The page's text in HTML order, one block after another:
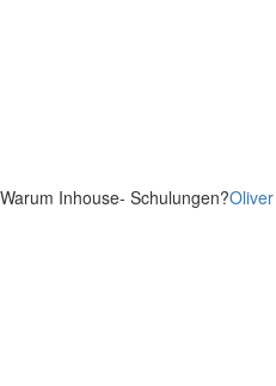
Warum Inhouse- Schulungen?